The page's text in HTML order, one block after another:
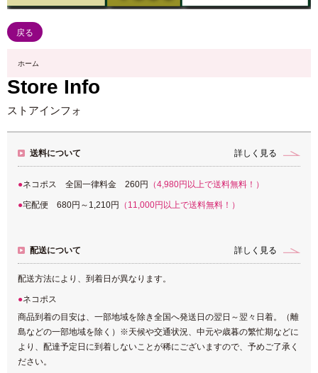
戻る
ホーム
Store Info
ストアインフォ
送料について 詳しく見る
ネコポス 全国一律料金 260円 （4,980円以上で送料無料！）
宅配便 680円～1,210円 （11,000円以上で送料無料！）
配送について 詳しく見る
配送方法により、到着日が異なります。
ネコポス
商品到着の目安は、一部地域を除き全国へ発送日の翌日～翌々日着。（離
島などの一部地域を除く）※天候や交通状況、中元や歳暮の繁忙期などに
より、配達予定日に到着しないことが稀にございますので、予めご了承く
ださい。